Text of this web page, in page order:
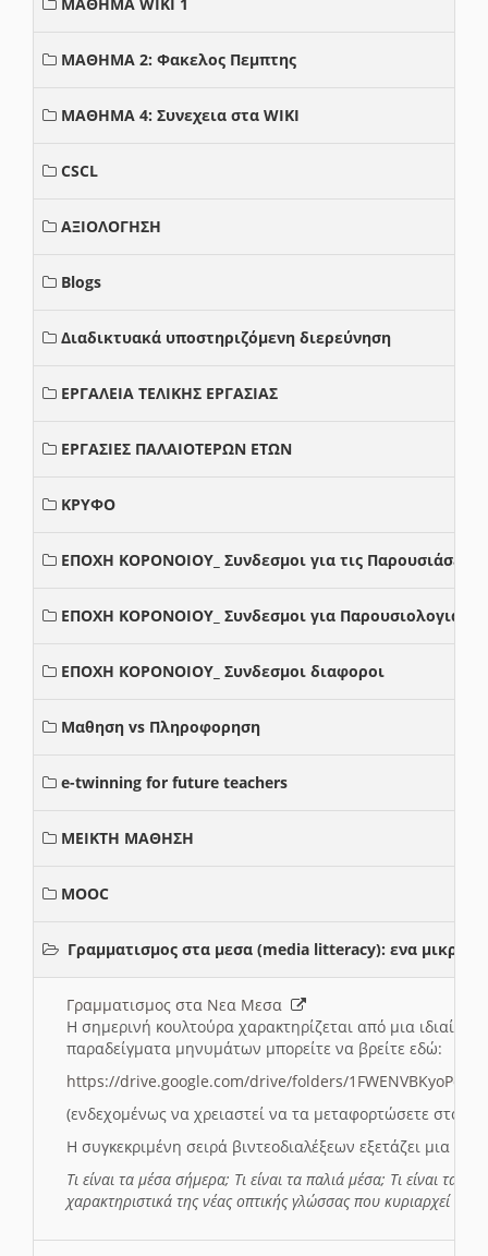
ΜΑΘΗΜΑ 2: Φακελος Πεμπτης
ΜΑΘΗΜΑ 4: Συνεχεια στα WIKI
CSCL
ΑΞΙΟΛΟΓΗΣΗ
Blogs
Διαδικτυακά υποστηριζόμενη διερεύνηση
ΕΡΓΑΛΕΙΑ ΤΕΛΙΚΗΣ ΕΡΓΑΣΙΑΣ
ΕΡΓΑΣΙΕΣ ΠΑΛΑΙΟΤΕΡΩΝ ΕΤΩΝ
ΚΡΥΦΟ
ΕΠΟΧΗ ΚΟΡΟΝΟΙΟΥ_ Συνδεσμοι για τις Παρουσιάσεις
ΕΠΟΧΗ ΚΟΡΟΝΟΙΟΥ_ Συνδεσμοι για Παρουσιολογια
ΕΠΟΧΗ ΚΟΡΟΝΟΙΟΥ_ Συνδεσμοι διαφοροι
Μαθηση vs Πληροφορηση
e-twinning for future teachers
ΜΕΙΚΤΗ ΜΑΘΗΣΗ
MOOC
Γραμματισμος στα μεσα (media litteracy): ενα μικρο
Γραμματισμος στα Νεα Μεσα
Η σημερινή κουλτούρα χαρακτηρίζεται από μια
παραδείγματα μηνυμάτων μπορείτε να βρείτε εδώ:
https://drive.google.com/drive/folders/
(ενδεχομένως να χρειαστεί να τα μεταφορτώσετε στο
Η συγκεκριμένη σειρά βιντεοδιαλέξεων εξετάζει μια
Τι είναι τα μέσα σήμερα; Τι είναι τα παλιά μέσα; Τι είναι τα
χαρακτηριστικά της νέας οπτικής γλώσσας που κυριαρχεί